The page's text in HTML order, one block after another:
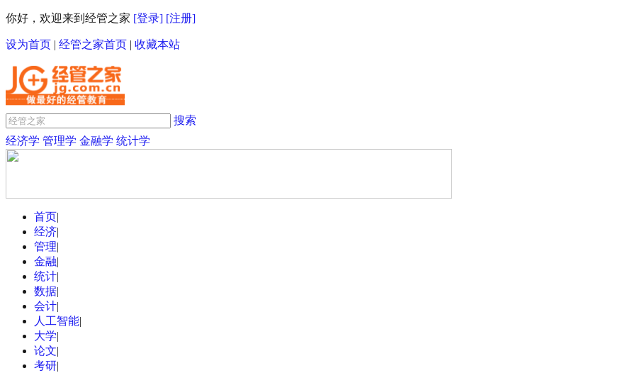
你好，欢迎来到经管之家 [登录] [注册]
设为首页 | 经管之家首页 | 收藏本站
搜索
经济学 管理学 金融学 统计学
首页|
经济|
管理|
金融|
统计|
数据|
会计|
人工智能|
大学|
论文|
考研|